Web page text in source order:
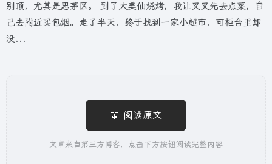
别顶，尤其是思茅区。 到了大美仙烧烤，我让叉叉先去点菜，自
己去附近买包烟。走了半天，终于找到一家小超市，可柜台里却
没...
📖 阅读原文
文章来自第三方博客，点击下方按钮阅读完整内容